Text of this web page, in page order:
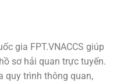
gia FPT.VNACCS giúp
sơ hải quan trực tuyến.
quy trình thông quan,